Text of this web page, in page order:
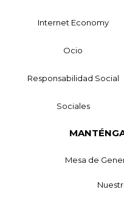
Internet Economy
Ocio
Responsabilidad Social
Sociales
Mesa de